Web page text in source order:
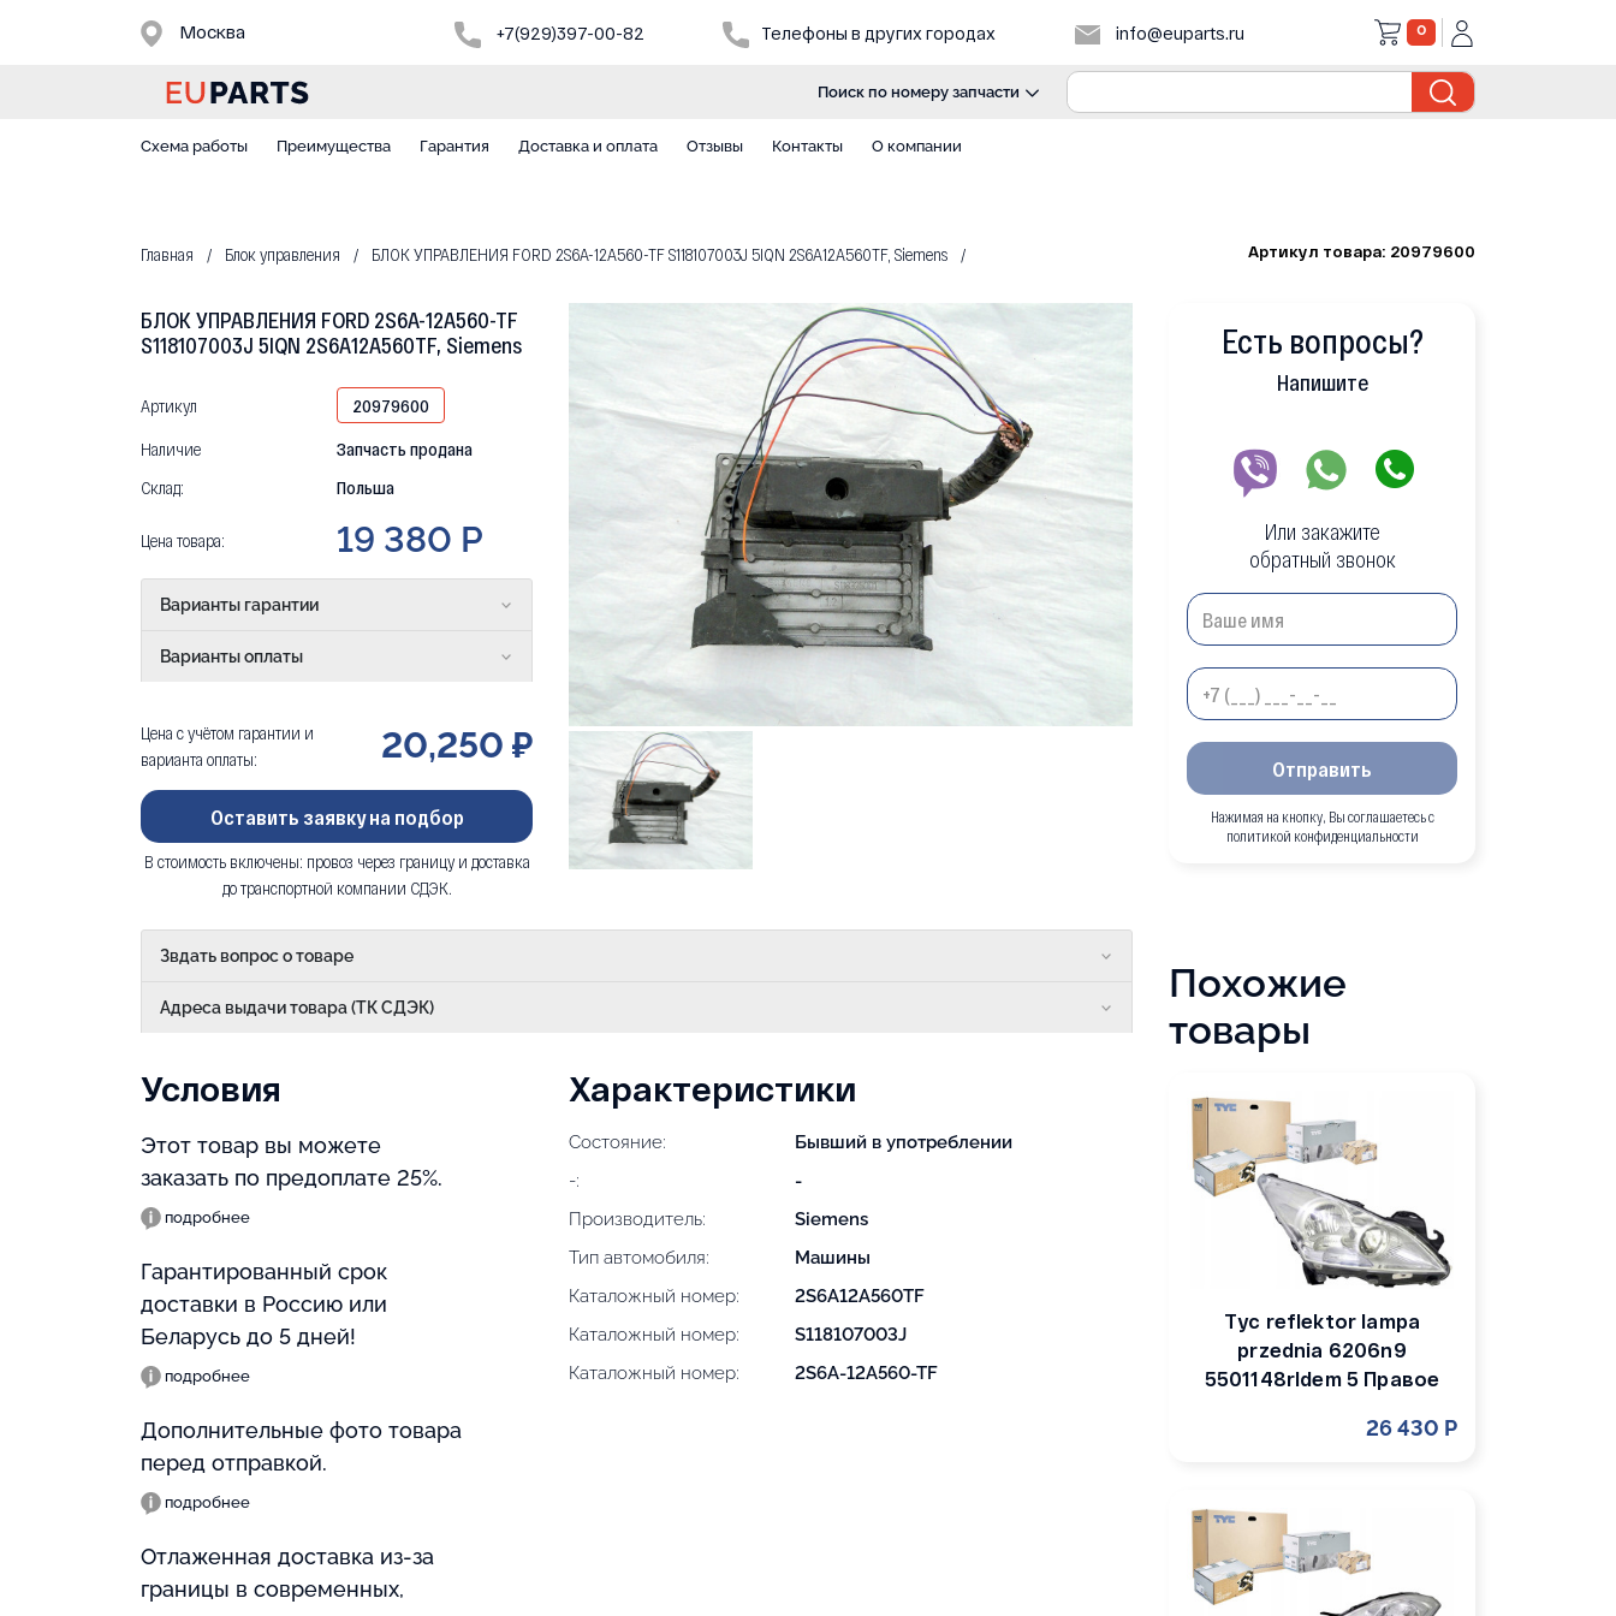
Москва +7(929)397-00-82 Телефоны в других городах info@euparts.ru 0
Поиск по номеру запчасти
Схема работы Преимущества Гарантия Доставка и оплата Отзывы Контакты О компании
Главная Блок управления БЛОК УПРАВЛЕНИЯ FORD 2S6A-12A560-TF S118107003J 5IQN 2S6A12A560TF, Siemens Артикул товара: 20979600
БЛОК УПРАВЛЕНИЯ FORD 2S6A-12A560-TF
S118107003J 5IQN 2S6A12A560TF, Siemens
Артикул
20979600
Наличие
Запчасть продана
Склад:
Польша
Цена товара: 19 380 Р
Варианты гарантии
Варианты оплаты
Цена с учётом гарантии и
варианта оплаты:
20,250 ₽
Оставить заявку на подбор
В стоимость включены: провоз через границу и доставка
до транспортной компании СДЭК.
Звдать вопрос о товаре
Адреса выдачи товара (ТК СДЭК)
Условия
Этот товар вы можете
заказать по предоплате 25%.
подробнее
Гарантированный срок
доставки в Россию или
Беларусь до 5 дней!
подробнее
Дополнительные фото товара
перед отправкой.
подробнее
Отлаженная доставка из-за
границы в современных,
Характеристики
Состояние:
Бывший в употреблении
-:
-
Производитель:
Siemens
Тип автомобиля:
Машины
Каталожный номер:
2S6A12A560TF
Каталожный номер:
S118107003J
Каталожный номер:
2S6A-12A560-TF
Есть вопросы?
Напишите
Или закажите
обратный звонок
Отправить
Нажимая на кнопку, Вы соглашаетесь с
политикой конфиденциальности
Похожие
товары
Tyc reflektor lampa
przednia 6206n9
5501148rldem 5 Правое
26 430 Р